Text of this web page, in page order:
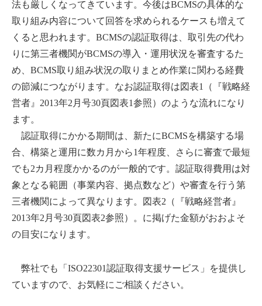
法も厳しくなってきています。今後はBCMSの具体的な
取り組み内容について回答を求められるケースも増えて
くると思われます。BCMSの認証取得は、取引先の代わ
りに第三者機関がBCMSの導入・運用状況を審査するた
め、BCMS取り組み状況の取りまとめ作業に関わる経費
の節減につながります。なお認証取得は図表1（『戦略経
営者』2013年2月号30頁図表1参照）のような流れになり
ます。
認証取得にかかる期間は、新たにBCMSを構築する場
合、構築と運用に数カ月から1年程度、さらに審査で最短
でも2カ月程度かかるのが一般的です。認証取得費用は対
象となる範囲（事業内容、拠点数など）や審査を行う第
三者機関によって異なります。図表2（『戦略経営者』
2013年2月号30頁図表2参照）。に掲げた金額がおおよそ
の目安になります。
弊社でも「ISO22301認証取得支援サービス」を提供し
ていますので、お気軽にご相談ください。